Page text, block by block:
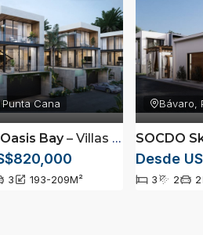
Cana
Bay– Villas de lujo ubicadas en Cana Bay, Punta Cana
3 193-209M²
Bávaro,
SOCDO
Desde
3 2 2